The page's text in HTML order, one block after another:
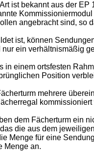
ist bekannt aus der EP
angebracht sind, so
ist, können
ein verhältnismäßig
in einem ortsfesten
Position
mehrere
dem Fächerturm ein
die aus dem
Menge für eine
Menge an.